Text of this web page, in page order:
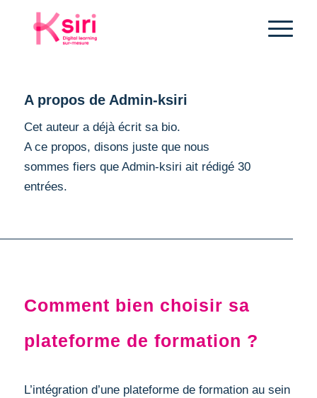
A propos de Admin-ksiri
Cet auteur a déjà écrit sa bio.
A ce propos, disons juste que nous
sommes fiers que Admin-ksiri ait rédigé 30
entrées.
Comment bien choisir sa
plateforme de formation ?
L’intégration d’une plateforme de formation au sein